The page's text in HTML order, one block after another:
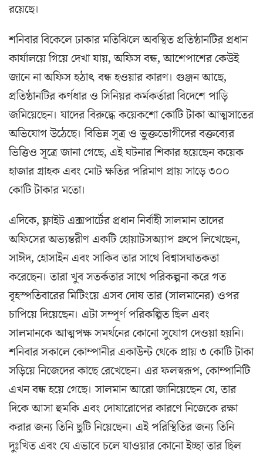
রয়েছে।
শনিবার বিকেলে ঢাকার মতিঝিলে অবস্থিত প্রতিষ্ঠানটির প্রধান
কার্যালয়ে গিয়ে দেখা যায়, অফিস বন্ধ, আশেপাশের কেউই
জানে না অফিস হঠাৎ বন্ধ হওয়ার কারণ। গুঞ্জন আছে,
প্রতিষ্ঠানটির কর্ণধার ও সিনিয়র কর্মকর্তারা বিদেশে পাড়ি
জমিয়েছেন। যাদের বিরুদ্ধে কয়েকশো কোটি টাকা আত্মসাতের
অভিযোগ উঠেছে। বিভিন্ন সূত্র ও ভুক্তভোগীদের বক্তব্যের
ভিত্তিও সূত্রে জানা গেছে, এই ঘটনার শিকার হয়েছেন কয়েক
হাজার গ্রাহক এবং মোট ক্ষতির পরিমাণ প্রায় সাড়ে ৩০০
কোটি টাকার মতো।
এদিকে, ফ্লাইট এক্সপার্টের প্রধান নির্বাহী সালমান তাদের
অফিসের অভ্যন্তরীণ একটি হোয়াটসঅ্যাপ গ্রুপে লিখেছেন,
সাঈদ, হোসাইন এবং সাকিব তার সাথে বিশ্বাসঘাতকতা
করেছেন। তারা খুব সতর্কতার সাথে পরিকল্পনা করে গত
বৃহস্পতিবারের মিটিংয়ে এসব দোষ তার (সালমানের) ওপর
চাপিয়ে দিয়েছেন। এটা সম্পূর্ণ পরিকল্পিত ছিল এবং
সালমানকে আত্মপক্ষ সমর্থনের কোনো সুযোগ দেওয়া হয়নি।
শনিবার সকালে কোম্পানীর একাউন্ট থেকে প্রায় ৩ কোটি টাকা
সড়িয়ে নিজেদের কাছে রেখেছেন। এর ফলস্বরূপ, কোম্পানিটি
এখন বন্ধ হয়ে গেছে। সালমান আরো জানিয়েছেন যে, তার
দিকে আসা হুমকি এবং দোষারোপের কারণে নিজেকে রক্ষা
করার জন্য তিনি ছুটি নিয়েছেন। এই পরিস্থিতির জন্য তিনি
দুঃখিত এবং যে এভাবে চলে যাওয়ার কোনো ইচ্ছা তার ছিল